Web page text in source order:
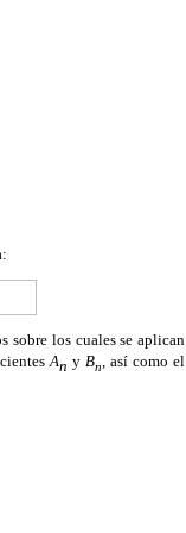
sobre los cuales se aplican
An y Bn, así como el